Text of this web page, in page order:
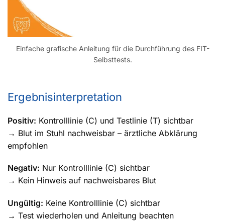
Einfache grafische Anleitung für die Durchführung des FIT-
Selbsttests.
Ergebnisinterpretation
Positiv: Kontrolllinie (C) und Testlinie (T) sichtbar
→ Blut im Stuhl nachweisbar – ärztliche Abklärung
empfohlen
Negativ: Nur Kontrolllinie (C) sichtbar
→ Kein Hinweis auf nachweisbares Blut
Ungültig: Keine Kontrolllinie (C) sichtbar
→ Test wiederholen und Anleitung beachten